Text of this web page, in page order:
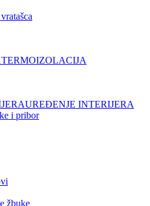
TERMOIZOLACIJA
UREĐENJE INTERIJERA
i pribor
žbuke